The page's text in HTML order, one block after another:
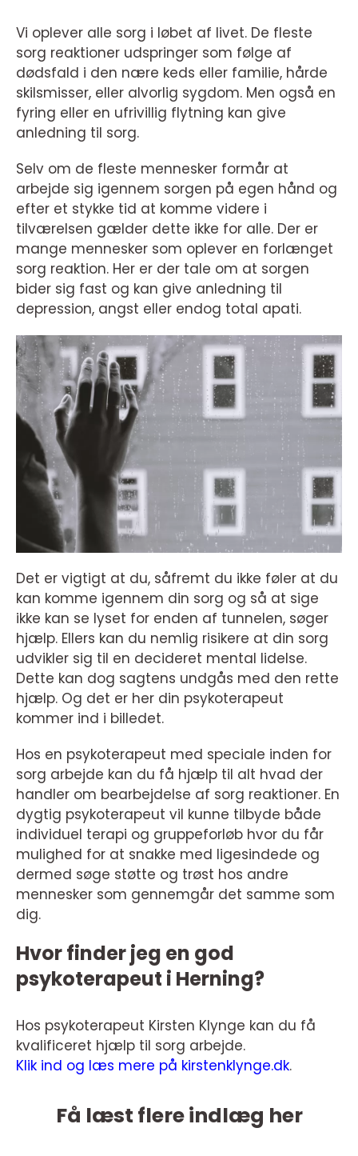
Vi oplever alle sorg i løbet af livet. De fleste
sorg reaktioner udspringer som følge af
dødsfald i den nære keds eller familie, hårde
skilsmisser, eller alvorlig sygdom. Men også en
fyring eller en ufrivillig flytning kan give
anledning til sorg.
Selv om de fleste mennesker formår at
arbejde sig igennem sorgen på egen hånd og
efter et stykke tid at komme videre i
tilværelsen gælder dette ikke for alle. Der er
mange mennesker som oplever en forlænget
sorg reaktion. Her er der tale om at sorgen
bider sig fast og kan give anledning til
depression, angst eller endog total apati.
Det er vigtigt at du, såfremt du ikke føler at du
kan komme igennem din sorg og så at sige
ikke kan se lyset for enden af tunnelen, søger
hjælp. Ellers kan du nemlig risikere at din sorg
udvikler sig til en decideret mental lidelse.
Dette kan dog sagtens undgås med den rette
hjælp. Og det er her din psykoterapeut
kommer ind i billedet.
Hos en psykoterapeut med speciale inden for
sorg arbejde kan du få hjælp til alt hvad der
handler om bearbejdelse af sorg reaktioner. En
dygtig psykoterapeut vil kunne tilbyde både
individuel terapi og gruppeforløb hvor du får
mulighed for at snakke med ligesindede og
dermed søge støtte og trøst hos andre
mennesker som gennemgår det samme som
dig.
Hvor finder jeg en god
psykoterapeut i Herning?
Hos psykoterapeut Kirsten Klynge kan du få
kvalificeret hjælp til sorg arbejde.
Klik ind og læs mere på kirstenklynge.dk.
Få læst flere indlæg her